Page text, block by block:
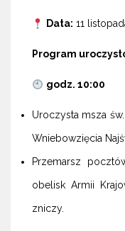
Data: 11
Program
godz. 10:00
Uroczysta msza
Wniebowzięcia
Przemarsz
obelisk Armii
zniczy.